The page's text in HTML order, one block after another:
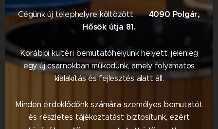
Cégünk új telephelyre költözött: 📍4090 Polgár,
Hősök útja 81.
Korábbi kültéri bemutatóhelyünk helyett, jelenleg
egy új csarnokban működünk, amely folyamatos
kialakítás és fejlesztés alatt áll.
Minden érdeklődőnk számára személyes bemutatót
és részletes tájékoztatást biztosítunk, ezért